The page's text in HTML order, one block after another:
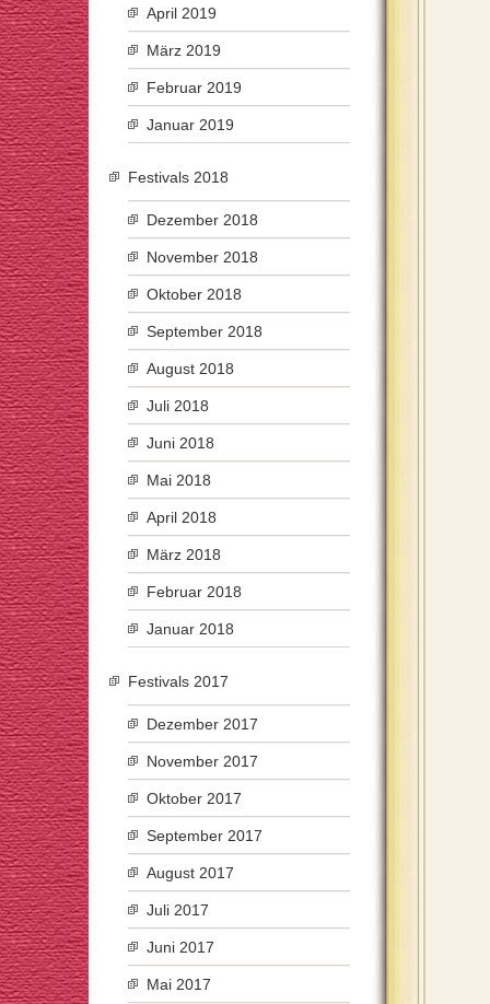
April 2019
März 2019
Februar 2019
Januar 2019
Festivals 2018
Dezember 2018
November 2018
Oktober 2018
September 2018
August 2018
Juli 2018
Juni 2018
Mai 2018
April 2018
März 2018
Februar 2018
Januar 2018
Festivals 2017
Dezember 2017
November 2017
Oktober 2017
September 2017
August 2017
Juli 2017
Juni 2017
Mai 2017